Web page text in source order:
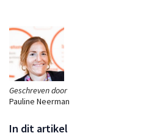
Geschreven door
Pauline Neerman
In dit artikel